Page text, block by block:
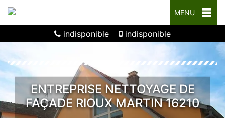
MENU
indisponible indisponible
ENTREPRISE NETTOYAGE DE
FAÇADE RIOUX MARTIN 16210